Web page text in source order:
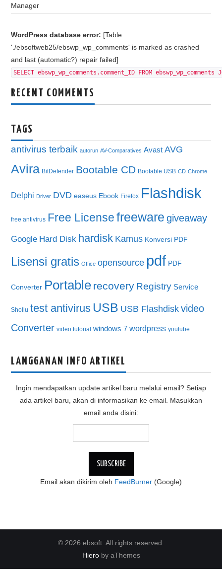
Manager
WordPress database error: [Table
'./ebsoftweb25/ebswp_wp_comments' is marked as crashed
and last (automatic?) repair failed]
SELECT ebswp_wp_comments.comment_ID FROM
RECENT COMMENTS
TAGS
antivirus terbaik autorun AV-Comparatives Avast AVG
Avira BitDefender Bootable CD Bootable USB CD Chrome
Delphi Driver DVD easeus Ebook Firefox Flashdisk
free antivirus Free License freeware giveaway
Google Hard Disk hardisk Kamus Konversi PDF
Lisensi gratis Office opensource pdf PDF
Converter Portable recovery Registry Service
Shollu test antivirus USB USB Flashdisk video
Converter video tutorial windows 7 wordpress youtube
LANGGANAN INFO ARTIKEL
Ingin mendapatkan update artikel baru melalui email? Setiap
ada artikel baru, akan di informasikan ke email. Masukkan
email anda disini:
Email akan dikirim oleh FeedBurner (Google)
© 2026 ebsoft. All rights reserved.
Hieroby aThemes